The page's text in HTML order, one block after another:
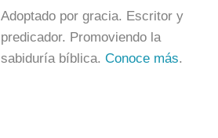
Adoptado por gracia. Escritor y
predicador. Promoviendo la
sabiduría bíblica.Conoce más.